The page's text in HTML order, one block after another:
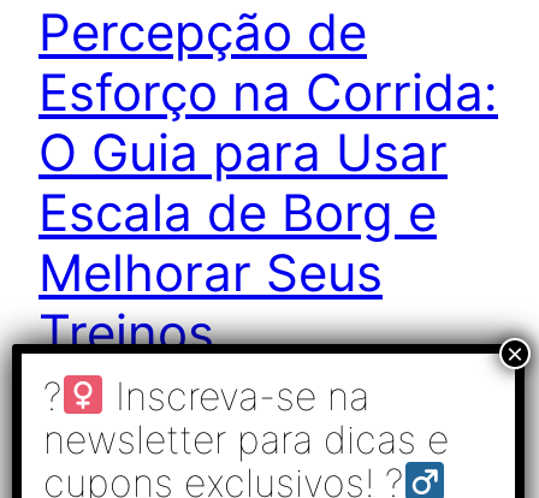
Percepção de
Esforço na Corrida:
O Guia para Usar
Escala de Borg e
Melhorar Seus
Treinos
Você já ouviu um corredor falar que treina por
percepção de esforço na corrida, mas não sabe
exatamente o que é percepção de esforço ou